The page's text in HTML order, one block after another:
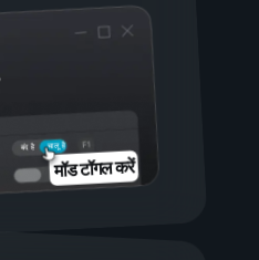
चालू है
बंद है
मॉड टॉगल करें